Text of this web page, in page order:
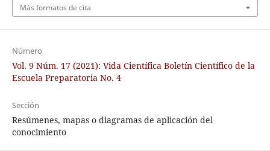
Más formatos de cita
Número
Vol. 9 Núm. 17 (2021): Vida Científica Boletín Científico de la
Escuela Preparatoria No. 4
Sección
Resúmenes, mapas o diagramas de aplicación del
conocimiento